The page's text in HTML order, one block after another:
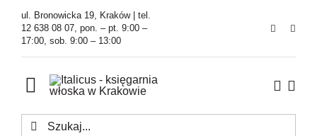
Przejdź
zawartości
ul. Bronowicka 19, Kraków | tel.
12 638 08 07, pon. – pt. 9:00 –
17:00, sob. 9:00 – 13:00
Toggle
Navigation
Księgarnia
Szukaj